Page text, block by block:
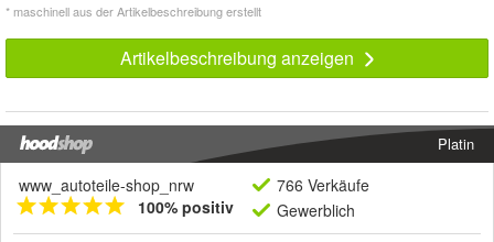
* maschinell aus der Artikelbeschreibung erstellt
Artikelbeschreibung anzeigen
Platin
www_autoteile-shop_nrw
100% positiv
766 Verkäufe
Gewerblich